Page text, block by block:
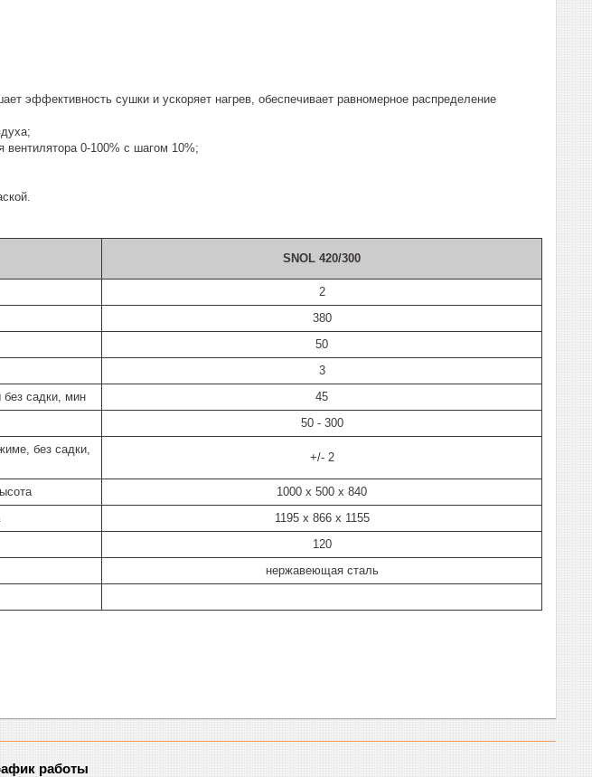
эффективность сушки и ускоряет нагрев, обеспечивает равномерное распределение
вентилятора 0-100% с шагом 10%;
SNOL 420/300
2
380
50
3
без садки, мин
45
50 - 300
без садки,
+/- 2
1000 х 500 х 840
1195 х 866 х 1155
120
нержавеющая сталь
работы